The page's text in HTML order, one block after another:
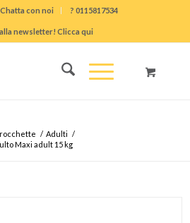
Chatta con noi ? 0115817534
newsletter! Clicca qui
/ Adulti /
Maxi adult 15 kg